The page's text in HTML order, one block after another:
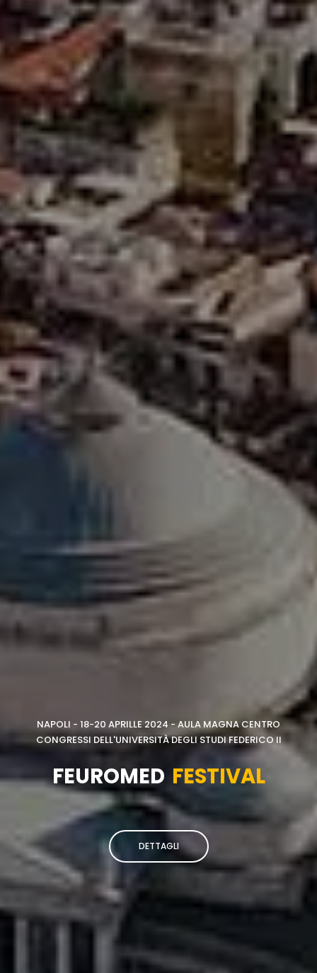
NAPOLI - 18-20 APRILLE 2024 - AULA MAGNA CENTRO
CONGRESSI DELL'UNIVERSITÀ DEGLI STUDI FEDERICO II
FEUROMED FESTIVAL
DETTAGLI